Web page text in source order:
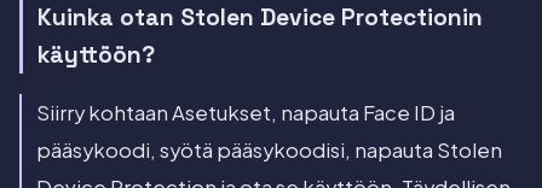
Kuinka otan Stolen Device Protectionin
käyttöön?
Siirry kohtaan Asetukset, napauta Face ID ja
pääsykoodi, syötä pääsykoodisi, napauta Stolen